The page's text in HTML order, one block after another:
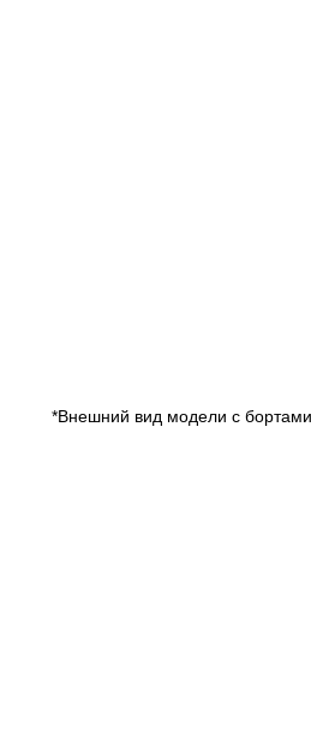
*Внешний вид модели с